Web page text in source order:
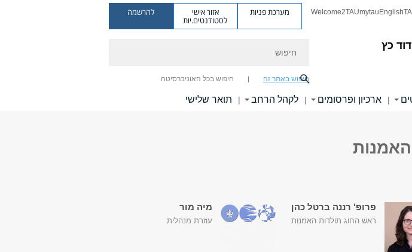
כץ
English
mytau
Welcome2TAU מערכת פניות אזור אישי
לסטודנטים.יות
להרשמה
חיפוש באתר זה חיפוש בכל האוניברסיטה
| ארכיון ופרסומים | לקהל הרחב | תואר שלישי
פרופ' רננה ברטל כהן
ראש החוג תולדות האמנות
מיה מור
​עוזרת מנהלית